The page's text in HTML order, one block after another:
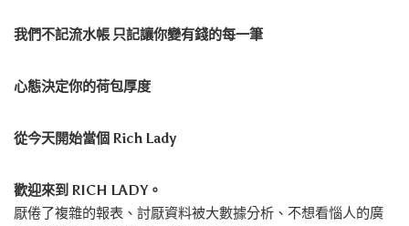
我們不記流水帳 只記讓你變有錢的每一筆
心態決定你的荷包厚度
從今天開始當個 Rich Lady
歡迎來到 RICH LADY。
厭倦了複雜的報表、討厭資料被大數據分析、不想看惱人的廣